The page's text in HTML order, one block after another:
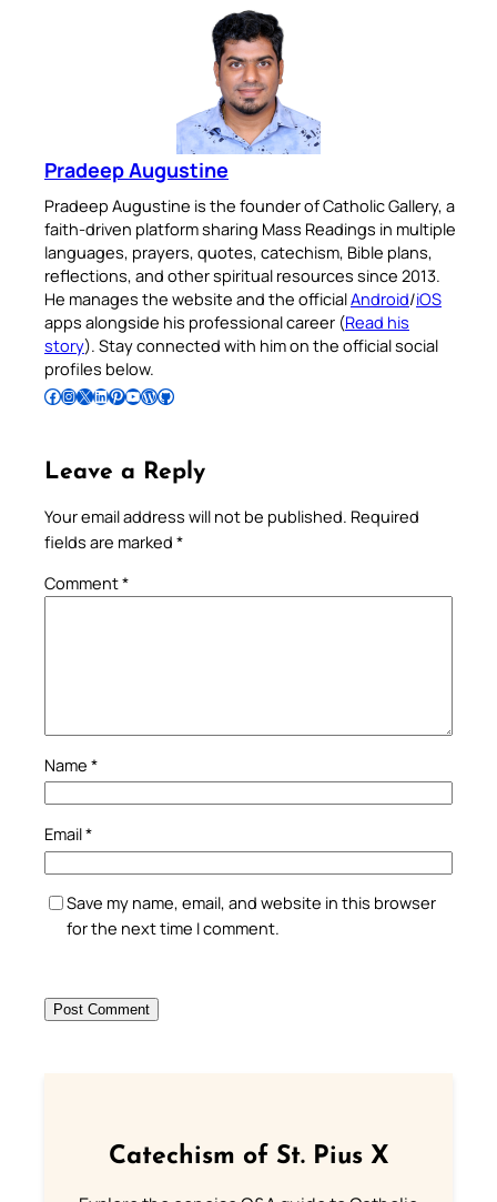
Pradeep Augustine
Pradeep Augustine is the founder of Catholic Gallery, a
faith-driven platform sharing Mass Readings in multiple
languages, prayers, quotes, catechism, Bible plans,
reflections, and other spiritual resources since 2013.
He manages the website and the officialAndroid/iOS
apps alongside his professional career (Read his
story). Stay connected with him on the official social
profiles below.
Follow Pradeep on Facebook Follow Pradeep on InstagramFollow Pradeep on X Follow Pradeep on LinkedIn Follow Pradeep on Pinterest Subscribe to Pradeep’s Youtube Channel Follow Pradeep on WordPress Follow Pradeep on GitHub
Leave a Reply
Your email address will not be published. Required
fields are marked *
Comment*
Name *
Email*
Save my name, email, and website in this browser
for the next time I comment.
Catechism of St. Pius X